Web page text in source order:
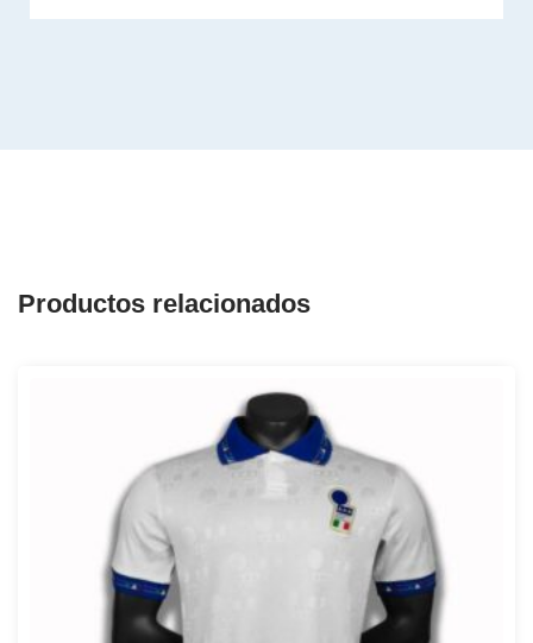
Productos relacionados